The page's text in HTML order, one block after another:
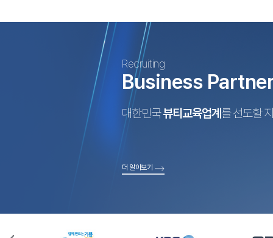
Recruiting
Business
대한민국뷰티교육업계 를 선도할
더 알아보기